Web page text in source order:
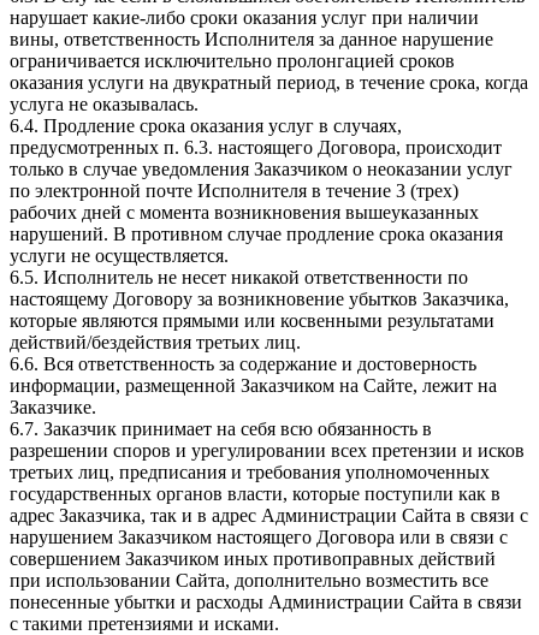
нарушает какие-либо сроки оказания услуг при наличии
вины, ответственность Исполнителя за данное нарушение
ограничивается исключительно пролонгацией сроков
оказания услуги на двукратный период, в течение срока, когда
услуга не оказывалась.
6.4. Продление срока оказания услуг в случаях,
предусмотренных п. 6.3. настоящего Договора, происходит
только в случае уведомления Заказчиком о неоказании услуг
по электронной почте Исполнителя в течение 3 (трех)
рабочих дней с момента возникновения вышеуказанных
нарушений. В противном случае продление срока оказания
услуги не осуществляется.
6.5. Исполнитель не несет никакой ответственности по
настоящему Договору за возникновение убытков Заказчика,
которые являются прямыми или косвенными результатами
действий/бездействия третьих лиц.
6.6. Вся ответственность за содержание и достоверность
информации, размещенной Заказчиком на Сайте, лежит на
Заказчике.
6.7. Заказчик принимает на себя всю обязанность в
разрешении споров и урегулировании всех претензии и исков
третьих лиц, предписания и требования уполномоченных
государственных органов власти, которые поступили как в
адрес Заказчика, так и в адрес Администрации Сайта в связи с
нарушением Заказчиком настоящего Договора или в связи с
совершением Заказчиком иных противоправных действий
при использовании Сайта, дополнительно возместить все
понесенные убытки и расходы Администрации Сайта в связи
с такими претензиями и исками.